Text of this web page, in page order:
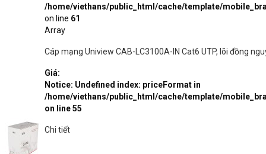
/home/viethans/public_html/cache/template/
on line 61
Array
Cáp mạng Uniview CAB-LC3100A-IN Cat6 UTP, lõi đồng
Giá:
Notice: Undefined index: priceFormat in
/home/viethans/public_html/cache/template/
on line55
Chi tiết